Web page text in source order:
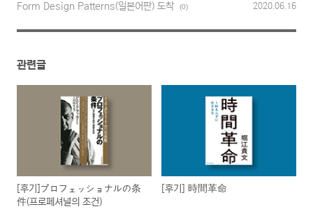
Form Design Patterns(일본어판) 도착 (0) 2020.06.16
관련글
[후기]プロフェッショナルの条
件(프로페셔널의 조건)
[후기] 時間革命